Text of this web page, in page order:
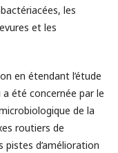
les
et les
en étendant l’étude
été concernée par le
de la
routiers de
pistes d’amélioration